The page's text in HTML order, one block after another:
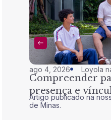
ago 4, 2026 Loyola
Compreender
presença e
Artigo publicado na
de Minas.